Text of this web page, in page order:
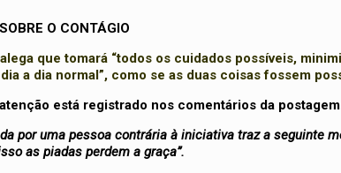
O CONTÁGIO
que tomará “todos os cuidados possíveis,
a dia normal”, como se as duas coisas fossem
está registrado nos comentários da
por uma pessoa contrária à iniciativa traz a seguinte
as piadas perdem a graça”.